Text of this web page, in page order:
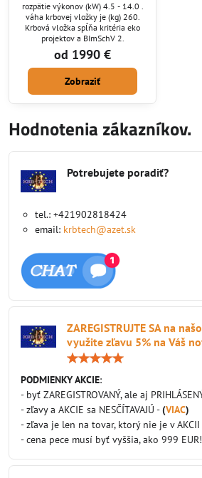
rozpätie výkonov (kW) 4.5 - 14.0 .
váha krbovej vložky je (kg) 260.
Krbová vložka spĺňa kritéria eko
projektov a BImSchV 2.
od 1990 €
Zobraziť
Hodnotenia zákazníkov.
Potrebujete poradiť?
tel.: +421902818424
email: krbtech@azet.sk
ZAREGISTRUJTE SA na
využite zľavu 5% na Váš
PODMIENKY AKCIE:
- byť ZAREGISTROVANÝ, ale aj
- zľavy a AKCIE sa NESČÍTAVAJÚ -(VIAC)
- zľava je len na tovar, ktorý nie je v AKCII
- cena pece musí byť vyššia, ako 999 EUR!